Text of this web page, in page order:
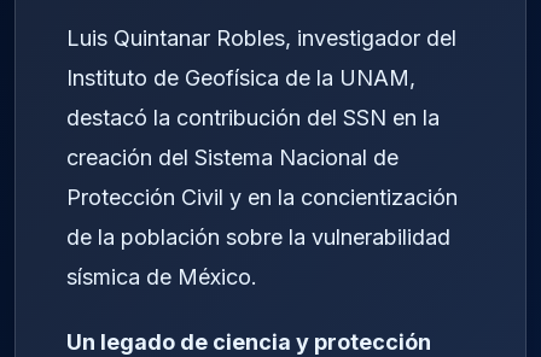
Luis Quintanar Robles, investigador del
Instituto de Geofísica de la UNAM,
destacó la contribución del SSN en la
creación del Sistema Nacional de
Protección Civil y en la concientización
de la población sobre la vulnerabilidad
sísmica de México.
Un legado de ciencia y protección